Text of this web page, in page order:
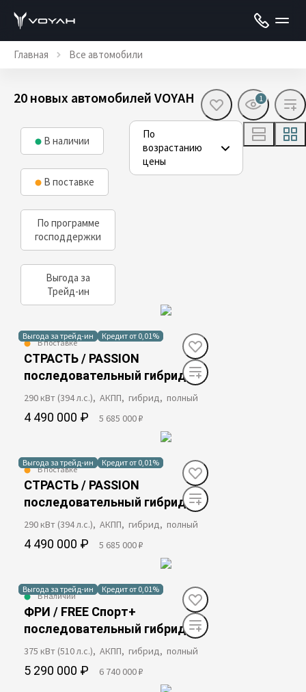
Главная Все автомобили
20 новых автомобилей VOYAH 1
В наличии
В поставке
По программе
господдержки
Выгода за
Трейд-ин
По
возрастанию
цены
Выгода за трейд-ин Кредит от 0,01%
В поставке
СТРАСТЬ / PASSION
последовательный гибрид
290 кВт (394 л.с.), АКПП, гибрид, полный
4 490 000 ₽ 5 685 000 ₽
Выгода за трейд-ин Кредит от 0,01%
В поставке
СТРАСТЬ / PASSION
последовательный гибрид
290 кВт (394 л.с.), АКПП, гибрид, полный
4 490 000 ₽ 5 685 000 ₽
Выгода за трейд-ин Кредит от 0,01%
В наличии
ФРИ / FREE Спорт+
последовательный гибрид
375 кВт (510 л.с.), АКПП, гибрид, полный
5 290 000 ₽ 6 740 000 ₽